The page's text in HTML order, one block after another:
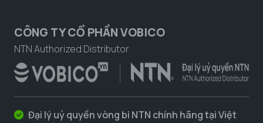
CÔNG TY CỔ PHẦN VOBICO
NTN Authorized Distributor
Đại lý uỷ quyền vòng bi NTN chính hãng tại Việt